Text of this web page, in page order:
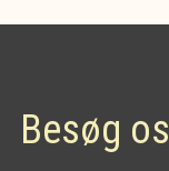
Besøg os